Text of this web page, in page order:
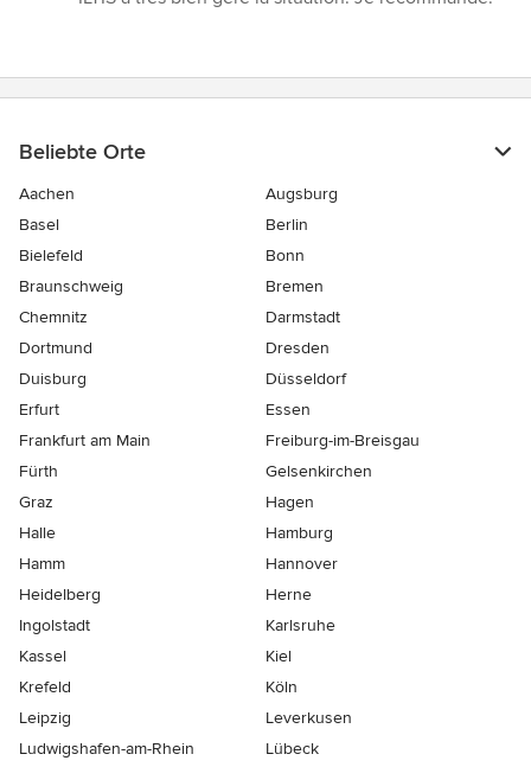
Beliebte Orte
Aachen
Augsburg
Basel
Berlin
Bielefeld
Bonn
Braunschweig
Bremen
Chemnitz
Darmstadt
Dortmund
Dresden
Duisburg
Düsseldorf
Erfurt
Essen
Frankfurt am Main
Freiburg-im-Breisgau
Fürth
Gelsenkirchen
Graz
Hagen
Halle
Hamburg
Hamm
Hannover
Heidelberg
Herne
Ingolstadt
Karlsruhe
Kassel
Kiel
Krefeld
Köln
Leipzig
Leverkusen
Ludwigshafen-am-Rhein
Lübeck